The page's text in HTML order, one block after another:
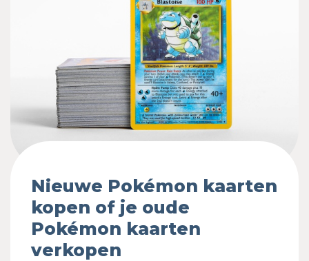
Nieuwe Pokémon kaarten
kopen of je oude
Pokémon kaarten
verkopen